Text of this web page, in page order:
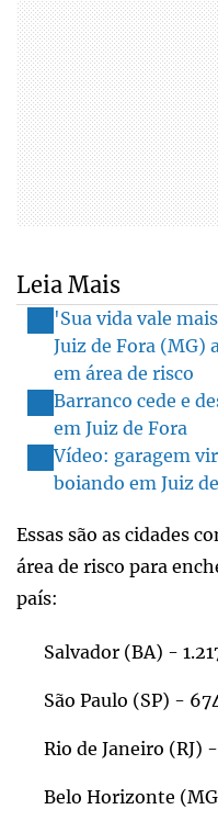
Leia Mais
'Sua vida vale
Juiz de Fora (MG)
em área de risco
Barranco cede e
em Juiz de Fora
Vídeo: garagem
boiando em Juiz
Essas são as cidades
área de risco para
país:
Salvador (BA) -
São Paulo (SP) -
Rio de Janeiro (RJ)
Belo Horizonte